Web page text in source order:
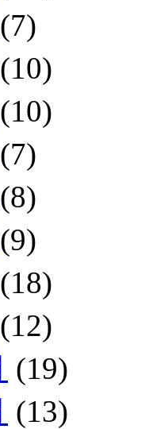
(7)
(10)
(10)
(7)
(8)
(9)
(18)
(12)
(19)
(13)